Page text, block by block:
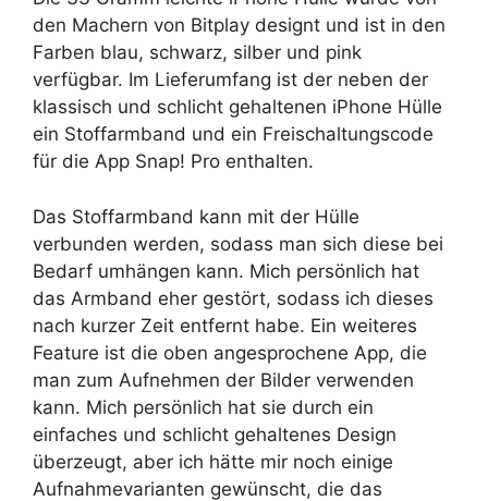
den Machern von Bitplay designt und ist in den
Farben blau, schwarz, silber und pink
verfügbar. Im Lieferumfang ist der neben der
klassisch und schlicht gehaltenen iPhone Hülle
ein Stoffarmband und ein Freischaltungscode
für die App Snap! Pro enthalten.
Das Stoffarmband kann mit der Hülle
verbunden werden, sodass man sich diese bei
Bedarf umhängen kann. Mich persönlich hat
das Armband eher gestört, sodass ich dieses
nach kurzer Zeit entfernt habe. Ein weiteres
Feature ist die oben angesprochene App, die
man zum Aufnehmen der Bilder verwenden
kann. Mich persönlich hat sie durch ein
einfaches und schlicht gehaltenes Design
überzeugt, aber ich hätte mir noch einige
Aufnahmevarianten gewünscht, die das